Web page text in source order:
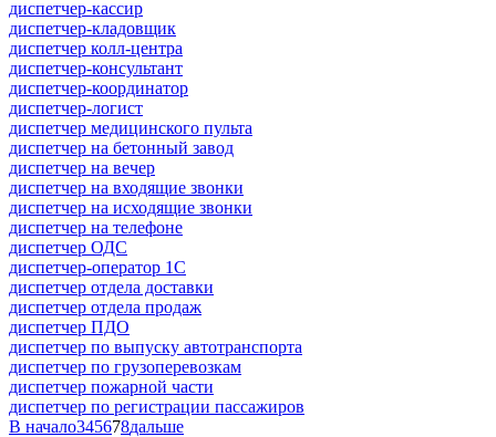
диспетчер-кассир
диспетчер-кладовщик
диспетчер колл-центра
диспетчер-консультант
диспетчер-координатор
диспетчер-логист
диспетчер медицинского пульта
диспетчер на бетонный завод
диспетчер на вечер
диспетчер на входящие звонки
диспетчер на исходящие звонки
диспетчер на телефоне
диспетчер ОДС
диспетчер-оператор 1С
диспетчер отдела доставки
диспетчер отдела продаж
диспетчер ПДО
диспетчер по выпуску автотранспорта
диспетчер по грузоперевозкам
диспетчер пожарной части
диспетчер по регистрации пассажиров
В начало345678дальше